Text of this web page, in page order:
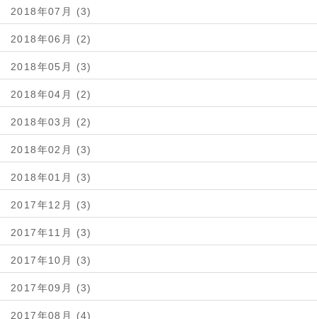
2018年07月 (3)
2018年06月 (2)
2018年05月 (3)
2018年04月 (2)
2018年03月 (2)
2018年02月 (3)
2018年01月 (3)
2017年12月 (3)
2017年11月 (3)
2017年10月 (3)
2017年09月 (3)
2017年08月 (4)